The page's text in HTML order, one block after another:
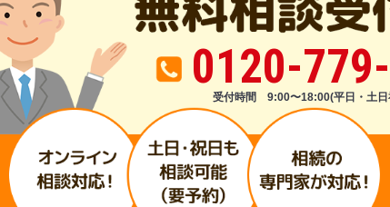
0120-
受付時間 9:00〜18:00(平日・土日